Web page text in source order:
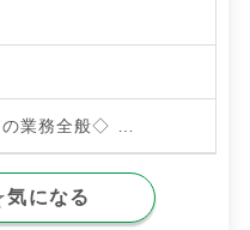
業務全般◇
気になる